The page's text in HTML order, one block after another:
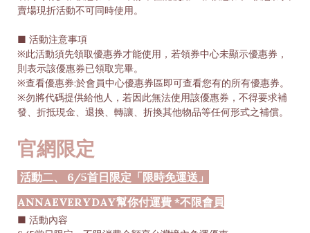
賣場現折活動不可同時使用。
■ 活動注意事項
※此活動須先領取優惠券才能使用，若領券中心未顯示優惠券，
則表示該優惠券已領取完畢。
※查看優惠券:於會員中心優惠券區即可查看您有的所有優惠券。
※勿將代碼提供給他人，若因此無法使用該優惠券，不得要求補
發、折抵現金、退換、轉讓、折換其他物品等任何形式之補償。
官網限定
活動二、 6/5首日限定「限時免運送」
ANNAEVERYDAY幫你付運費 *不限會員
■ 活動內容